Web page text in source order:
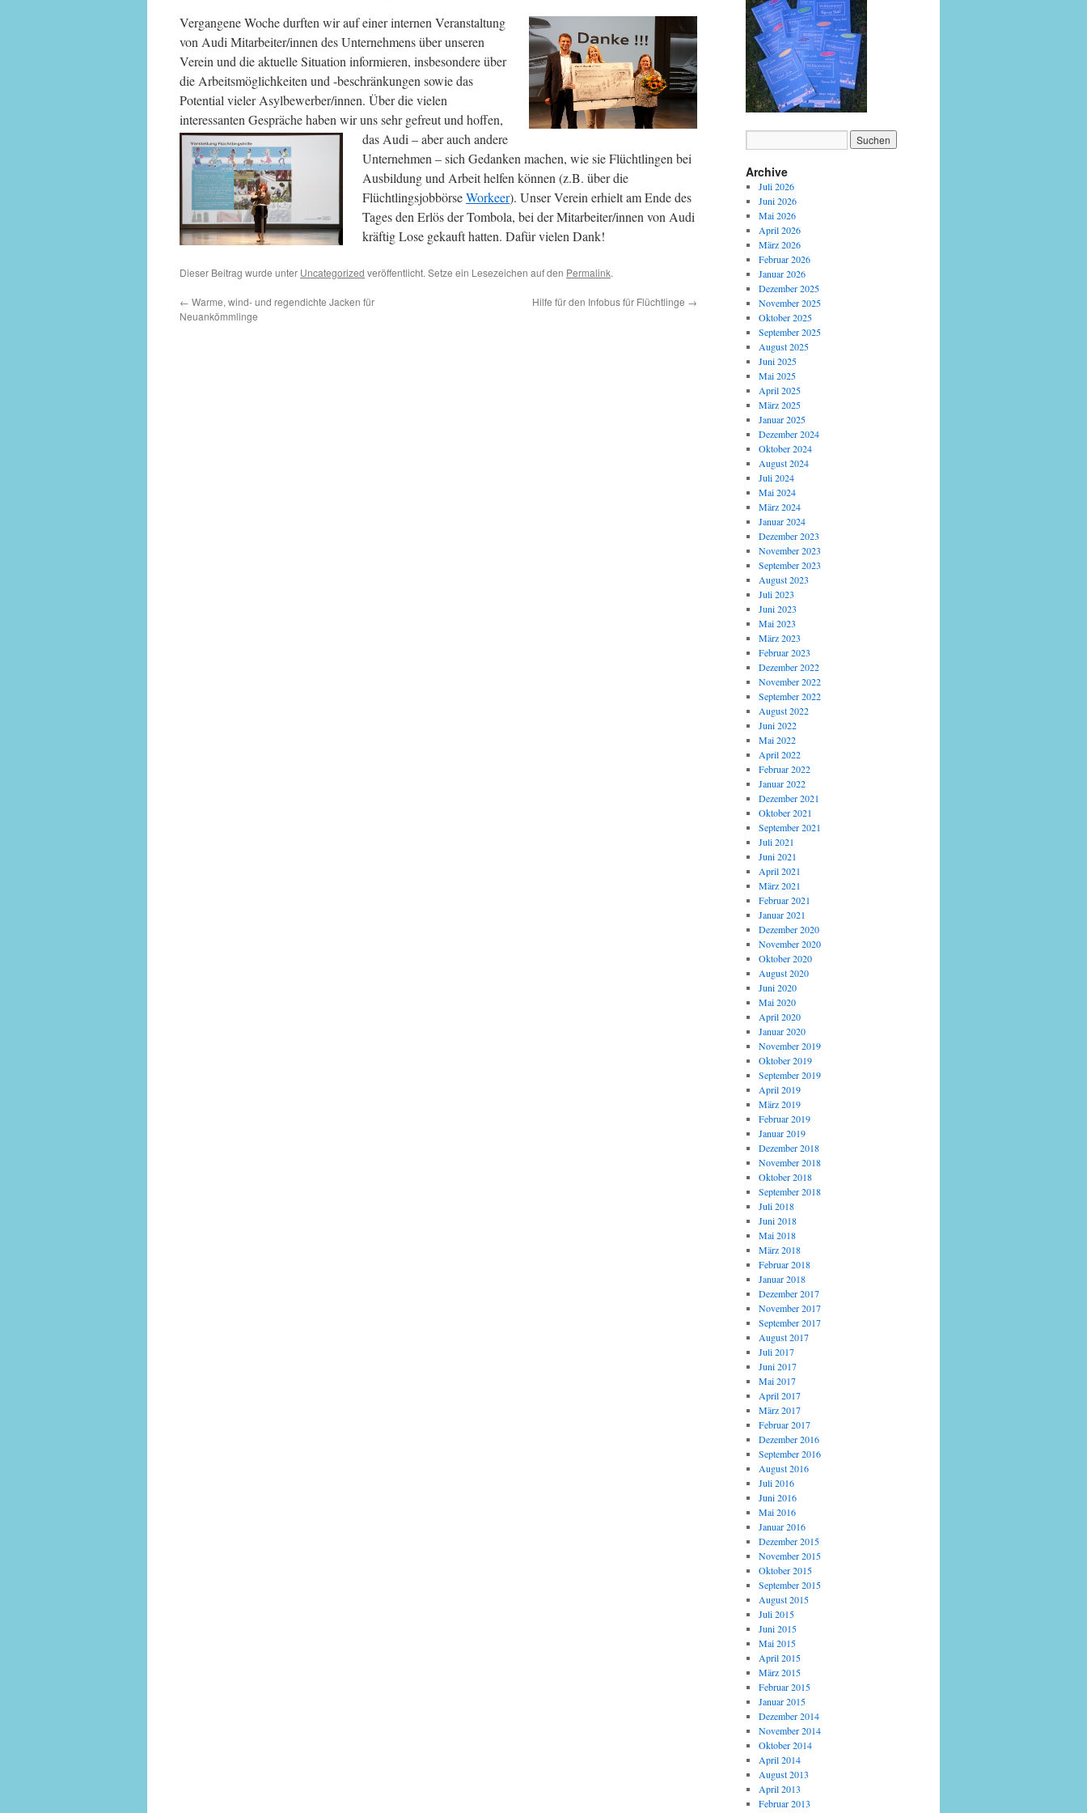
Vergangene Woche durften wir auf einer internen Veranstaltung
von Audi Mitarbeiter/innen des Unternehmens über unseren
Verein und die aktuelle Situation informieren, insbesondere über
die Arbeitsmöglichkeiten und -beschränkungen sowie das
Potential vieler Asylbewerber/innen. Über die vielen
interessanten Gespräche haben wir uns sehr gefreut und hoffen,
das Audi – aber auch andere
Unternehmen – sich Gedanken machen, wie sie Flüchtlingen bei
Ausbildung und Arbeit helfen können (z.B. über die
FlüchtlingsjobbörseWorkeer). Unser Verein erhielt am Ende des
Tages den Erlös der Tombola, bei der Mitarbeiter/innen von Audi
kräftig Lose gekauft hatten. Dafür vielen Dank!
Dieser Beitrag wurde unter Uncategorized veröffentlicht. Setze ein Lesezeichen auf den Permalink.
← Warme, wind- und regendichte Jacken für
Neuankömmlinge
Hilfe für den Infobus für Flüchtlinge →
Archive
Juli 2026
Juni 2026
Mai 2026
April 2026
März 2026
Februar 2026
Januar 2026
Dezember 2025
November 2025
Oktober 2025
September 2025
August 2025
Juni 2025
Mai 2025
April 2025
März 2025
Januar 2025
Dezember 2024
Oktober 2024
August 2024
Juli 2024
Mai 2024
März 2024
Januar 2024
Dezember 2023
November 2023
September 2023
August 2023
Juli 2023
Juni 2023
Mai 2023
März 2023
Februar 2023
Dezember 2022
November 2022
September 2022
August 2022
Juni 2022
Mai 2022
April 2022
Februar 2022
Januar 2022
Dezember 2021
Oktober 2021
September 2021
Juli 2021
Juni 2021
April 2021
März 2021
Februar 2021
Januar 2021
Dezember 2020
November 2020
Oktober 2020
August 2020
Juni 2020
Mai 2020
April 2020
Januar 2020
November 2019
Oktober 2019
September 2019
April 2019
März 2019
Februar 2019
Januar 2019
Dezember 2018
November 2018
Oktober 2018
September 2018
Juli 2018
Juni 2018
Mai 2018
März 2018
Februar 2018
Januar 2018
Dezember 2017
November 2017
September 2017
August 2017
Juli 2017
Juni 2017
Mai 2017
April 2017
März 2017
Februar 2017
Dezember 2016
September 2016
August 2016
Juli 2016
Juni 2016
Mai 2016
Januar 2016
Dezember 2015
November 2015
Oktober 2015
September 2015
August 2015
Juli 2015
Juni 2015
Mai 2015
April 2015
März 2015
Februar 2015
Januar 2015
Dezember 2014
November 2014
Oktober 2014
April 2014
August 2013
April 2013
Februar 2013